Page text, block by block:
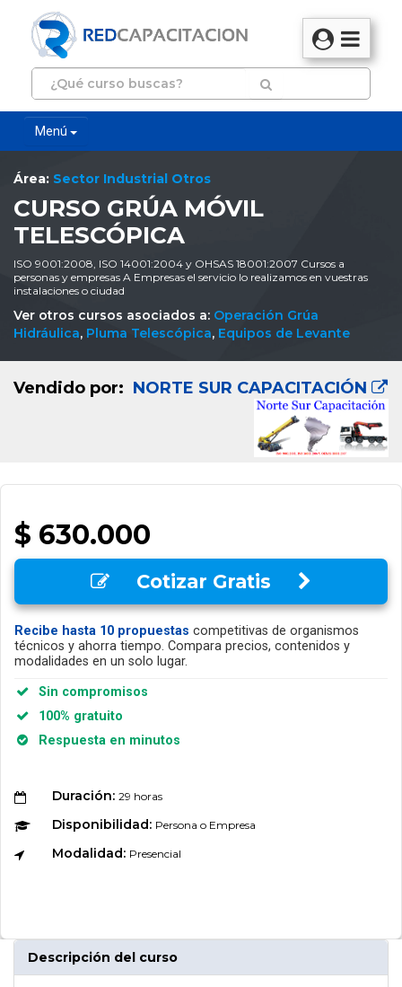
Menú
Área: Sector Industrial Otros
CURSO GRÚA MÓVIL
TELESCÓPICA
ISO 9001:2008, ISO 14001:2004 y OHSAS 18001:2007 Cursos a
personas y empresas A Empresas el servicio lo realizamos en vuestras
instalaciones o ciudad
Ver otros cursos asociados a: Operación Grúa
Hidráulica, Pluma Telescópica, Equipos de Levante
Vendido por: NORTE SUR CAPACITACIÓN
$ 630.000
Cotizar Gratis
Recibe hasta 10 propuestas competitivas de organismos
técnicos y ahorra tiempo. Compara precios, contenidos y
modalidades en un solo lugar.
Sin compromisos
100% gratuito
Respuesta en minutos
Duración: 29 horas
Disponibilidad: Persona o Empresa
Modalidad: Presencial
Descripción del curso